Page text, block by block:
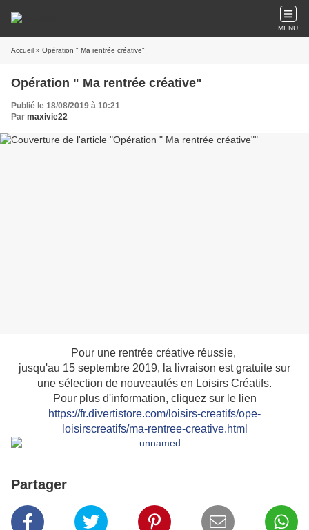
MENU
Accueil » Opération " Ma rentrée créative"
Opération " Ma rentrée créative"
Publié le 18/08/2019 à 10:21
Par maxivie22
Pour une rentrée créative réussie,
jusqu'au 15 septembre 2019, la livraison est gratuite sur
une sélection de nouveautés en Loisirs Créatifs.
Pour plus d'information, cliquez sur le lien
https://fr.divertistore.com/loisirs-creatifs/ope-
loisirscreatifs/ma-rentree-creative.html
Partager